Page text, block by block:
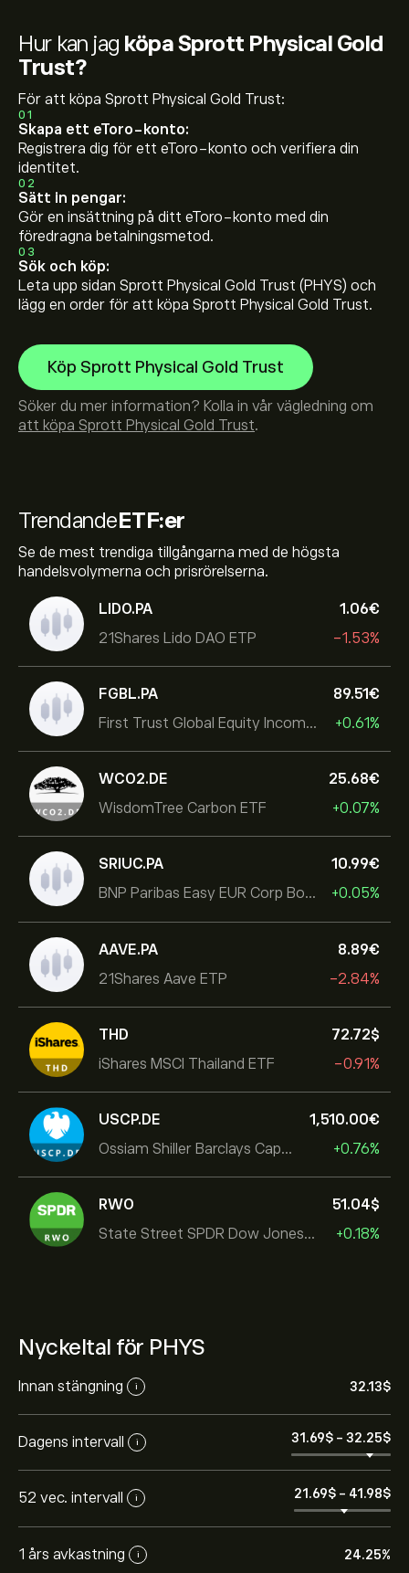
TrendandeETF:er
Se de mest trendiga tillgångarna med de högsta
handelsvolymerna och prisrörelserna.
LIDO.PA
21Shares Lido DAO ETP
1.06‎€‎
-1.53%
FGBL.PA
First Trust Global Equity Income UCITS ETF
89.51‎€‎
+0.61%
WCO2.DE
WisdomTree Carbon ETF
25.68‎€‎
+0.07%
SRIUC.PA
BNP Paribas Easy EUR Corp Bond SRI Fossil Free Ult
10.99‎€‎
+0.05%
AAVE.PA
21Shares Aave ETP
8.89‎€‎
-2.84%
THD
iShares MSCI Thailand ETF
72.72‎$‎
-0.91%
USCP.DE
Ossiam Shiller Barclays Cape US Sector Value TR
1,510.00‎€‎
+0.76%
RWO
State Street SPDR Dow Jones Global
51.04‎$‎
+0.18%
Nyckeltal för PHYS
Innan stängning i 32.13‎$‎
Dagens intervall i 31.69‎$‎ - 32.25‎$‎
52 vec. intervall i 21.69‎$‎ - 41.98‎$‎
1 års avkastning i 24.25%
Hur kan jag köpa Sprott Physical Gold
Trust?
För att köpa Sprott Physical Gold Trust:
01
Skapa ett eToro-konto:
Registrera dig för ett eToro-konto och verifiera din
identitet.
02
Sätt in pengar:
Gör en insättning på ditt eToro-konto med din
föredragna betalningsmetod.
03
Sök och köp:
Leta upp sidan Sprott Physical Gold Trust (PHYS) och
lägg en order för att köpa Sprott Physical Gold Trust.
Köp Sprott Physical Gold Trust
Söker du mer information? Kolla in vår vägledning om
att köpa Sprott Physical Gold Trust.